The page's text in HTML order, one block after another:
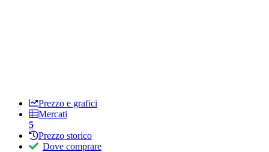
Prezzo e grafici
Mercati
5
Prezzo storico
Dove comprare